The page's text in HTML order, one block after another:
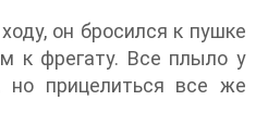
он бросился к пушке
к фрегату. Все плыло у
но прицелиться все же